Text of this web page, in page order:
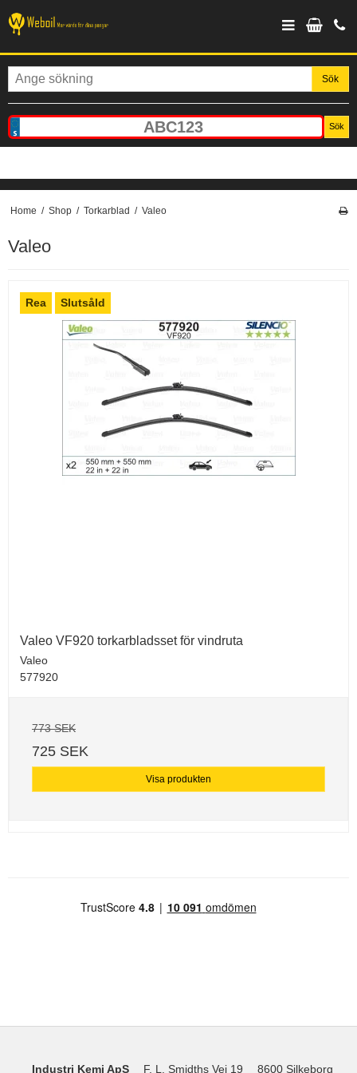
Sök
Sök
Home / Shop / Torkarblad / Valeo
Valeo
Rea Slutsåld
Valeo VF920 torkarbladsset för vindruta
Valeo
577920
773 SEK
725 SEK
Visa produkten
Industri Kemi ApS F. L. Smidths Vej 19 8600 Silkeborg